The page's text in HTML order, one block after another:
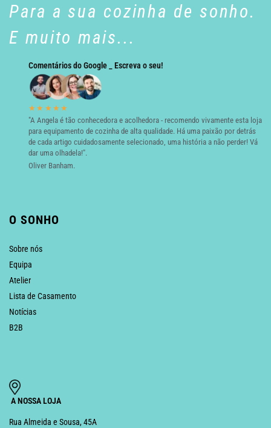
Para a sua cozinha de sonho.
E muito mais...
Comentários do Google _ Escreva o seu!
★★★★★
"A Angela é tão conhecedora e acolhedora - recomendo vivamente esta loja
para equipamento de cozinha de alta qualidade. Há uma paixão por detrás
de cada artigo cuidadosamente selecionado, uma história a não perder! Vá
dar uma olhadela!".
Oliver Banham.
O SONHO
Sobre nós
Equipa
Atelier
Lista de Casamento
Notícias
B2B
A NOSSA LOJA
Rua Almeida e Sousa, 45A